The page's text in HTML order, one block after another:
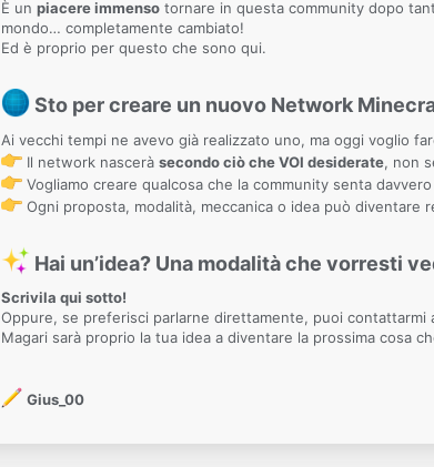
È un piacere immenso tornare in questa community dopo
mondo… completamente cambiato!
Ed è proprio per questo che sono qui.
Sto per creare un nuovo Network
Ai vecchi tempi ne avevo già realizzato uno, ma oggi voglio
Il network nasceràsecondo ciò che VOI desiderate, non
Vogliamo creare qualcosa che la community senta
Ogni proposta, modalità, meccanica o idea può diventare
Hai un’idea? Una modalità che vorresti
Scrivila qui sotto!
Oppure, se preferisci parlarne direttamente, puoi contattarmi
Magari sarà proprio la tua idea a diventare la prossima cosa
Gius_00